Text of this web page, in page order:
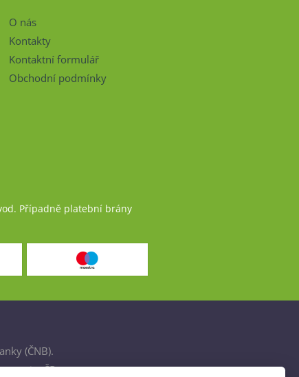
O nás
Kontakty
Kontaktní formulář
Obchodní podmínky
Případně platební brány
(ČNB).
v ČR.